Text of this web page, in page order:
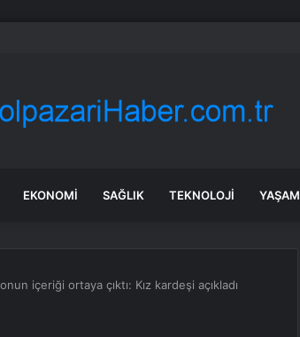
içme suyu hatları yenileniyor
EKONOMI SAĞLIK TEKNOLOJI YAŞAM
içeriği ortaya çıktı: Kız kardeşi açıkladı